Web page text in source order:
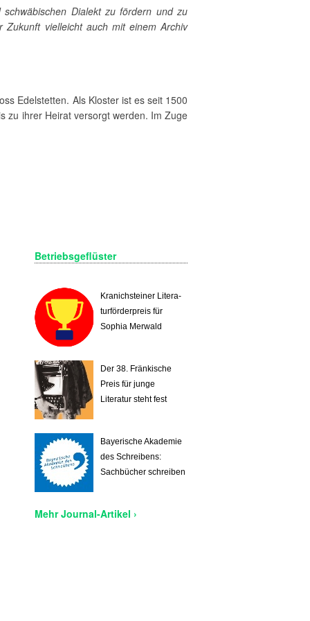
Dialekt zu fördern und zu
Zukunft vielleicht auch mit einem Archiv
Edelstetten. Als Kloster ist es seit 1500
zu ihrer Heirat versorgt werden. Im Zuge
Betriebsgeflüster
Kra­nich­stei­ner Li­te­ra­
tur­för­der­preis für
Sophia Merwald
Der 38. Fränkische
Preis für junge
Literatur steht fest
Bayerische Akademie
des Schreibens:
Sachbücher schreiben
Mehr Journal-Artikel ›